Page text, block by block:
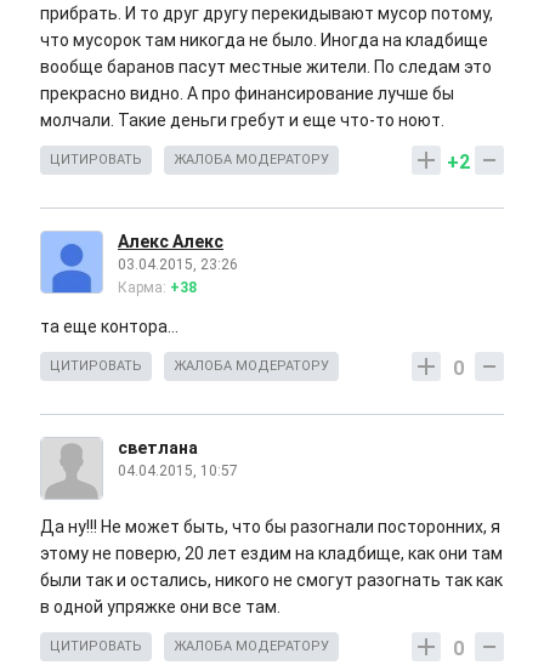
прибрать. И то друг другу перекидывают мусор потому,
что мусорок там никогда не было. Иногда на кладбище
вообще баранов пасут местные жители. По следам это
прекрасно видно. А про финансирование лучше бы
молчали. Такие деньги гребут и еще что-то ноют.
+2
ЦИТИРОВАТЬ ЖАЛОБА МОДЕРАТОРУ
Алекс Алекс
03.04.2015, 23:26
Карма: +38
та еще контора...
0
ЦИТИРОВАТЬ ЖАЛОБА МОДЕРАТОРУ
светлана
04.04.2015, 10:57
Да ну!!! Не может быть, что бы разогнали посторонних, я
этому не поверю, 20 лет ездим на кладбище, как они там
были так и остались, никого не смогут разогнать так как
в одной упряжке они все там.
0
ЦИТИРОВАТЬ ЖАЛОБА МОДЕРАТОРУ